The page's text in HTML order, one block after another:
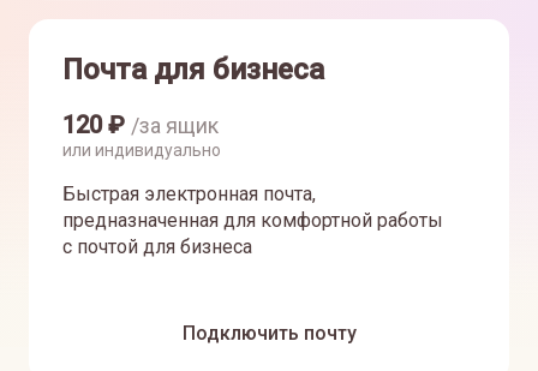
Почта для бизнеса
120₽ /за ящик
или индивидуально
Быстрая электронная почта,
предназначенная для комфортной работы
с почтой для бизнеса
Подключить почту